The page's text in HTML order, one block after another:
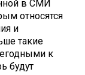
в СМИ
относятся
и
такие
к
будут